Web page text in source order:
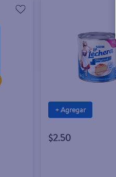
+ Agregar
$2.50